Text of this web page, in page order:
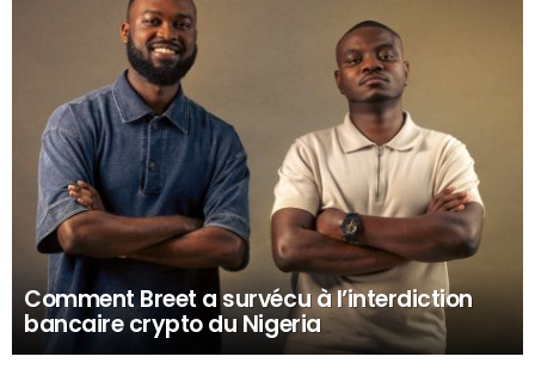
Comment Breet a survécu à l’interdiction
bancaire crypto du Nigeria